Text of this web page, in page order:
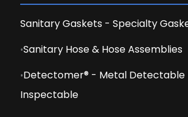
Sanitary Gaskets - Specialty
Sanitary Hose & Hose Assemblies
Detectomer® - Metal Detectable
Inspectable